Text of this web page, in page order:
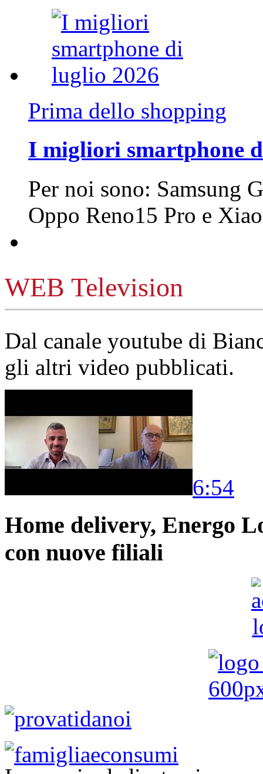
Prima dello shopping
I migliori smartphone
Per noi sono: Samsung
Oppo Reno15 Pro e
WEB Television
Dal canale youtube di
gli altri video pubblicati.
6:54
Home delivery, Energo
con nuove filiali